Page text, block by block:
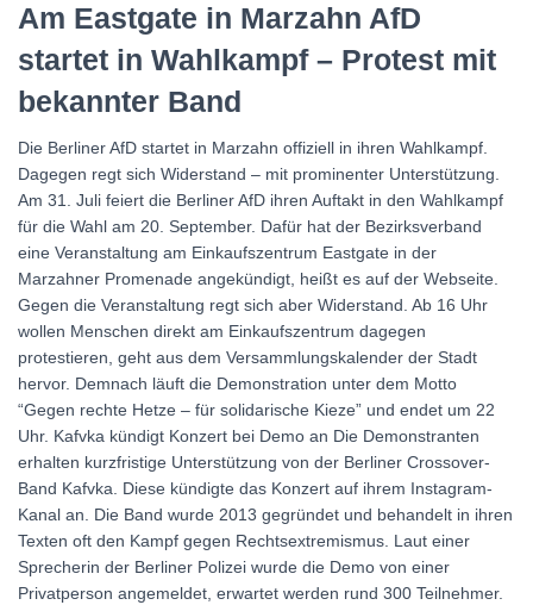
Am Eastgate in Marzahn AfD
startet in Wahlkampf – Protest mit
bekannter Band
Die Berliner AfD startet in Marzahn offiziell in ihren Wahlkampf.
Dagegen regt sich Widerstand – mit prominenter Unterstützung.
Am 31. Juli feiert die Berliner AfD ihren Auftakt in den Wahlkampf
für die Wahl am 20. September. Dafür hat der Bezirksverband
eine Veranstaltung am Einkaufszentrum Eastgate in der
Marzahner Promenade angekündigt, heißt es auf der Webseite.
Gegen die Veranstaltung regt sich aber Widerstand. Ab 16 Uhr
wollen Menschen direkt am Einkaufszentrum dagegen
protestieren, geht aus dem Versammlungskalender der Stadt
hervor. Demnach läuft die Demonstration unter dem Motto
“Gegen rechte Hetze – für solidarische Kieze” und endet um 22
Uhr. Kafvka kündigt Konzert bei Demo an Die Demonstranten
erhalten kurzfristige Unterstützung von der Berliner Crossover-
Band Kafvka. Diese kündigte das Konzert auf ihrem Instagram-
Kanal an. Die Band wurde 2013 gegründet und behandelt in ihren
Texten oft den Kampf gegen Rechtsextremismus. Laut einer
Sprecherin der Berliner Polizei wurde die Demo von einer
Privatperson angemeldet, erwartet werden rund 300 Teilnehmer.